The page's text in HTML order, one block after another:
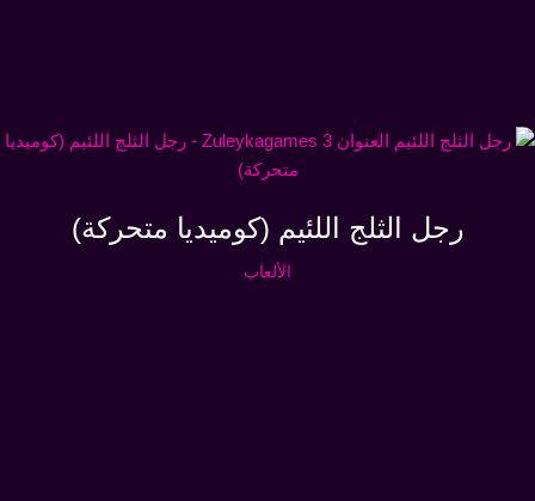
رجل الثلج اللئيم (كوميديا متحركة)
الألعاب